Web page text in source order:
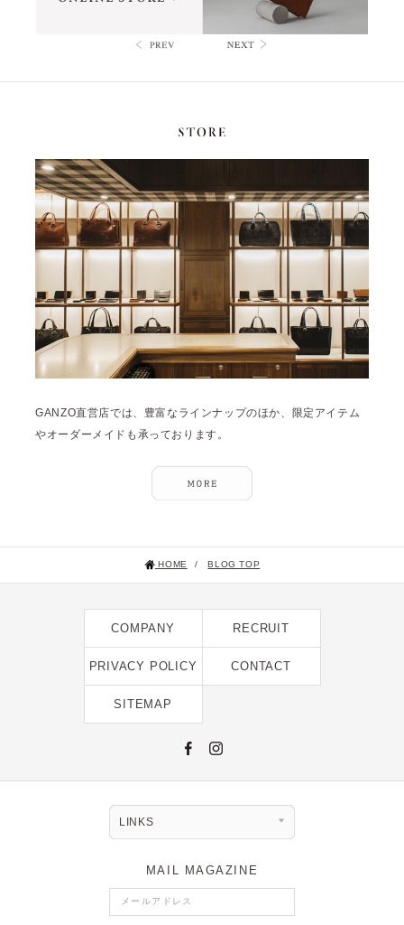
2019年3月 [1]
GANZO直営店では、豊富なラインナップのほか、限定アイテム
やオーダーメイドも承っております。
HOME / BLOG TOP
COMPANY RECRUIT
PRIVACY POLICY CONTACT
SITEMAP
LINKS
MAIL MAGAZINE